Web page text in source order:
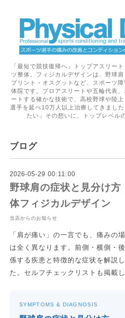
「最短で競技復帰へ」トップアスリー
ツ整体。フィジカルデザインは、野球
プリント・オスグットなど、スポーツ
体院です。プロアスリートや五輪代表
ートする確かな技術で、高校野球や陸
選手を延べ10万人以上治療してきまし
たい」その想いに、トップレベル
ブログ
2026-05-29 00:11:00
野球肩の症状と見分け方
体フィジカルデザイン
当店からのお知らせ
「肩が痛い」の一言でも、痛みの
は全く異なります。前側・横側・
係する疾患と特徴的な症状を解説
た。セルフチェックリストも掲載し
SYMPTOMS & DIAGNOSIS